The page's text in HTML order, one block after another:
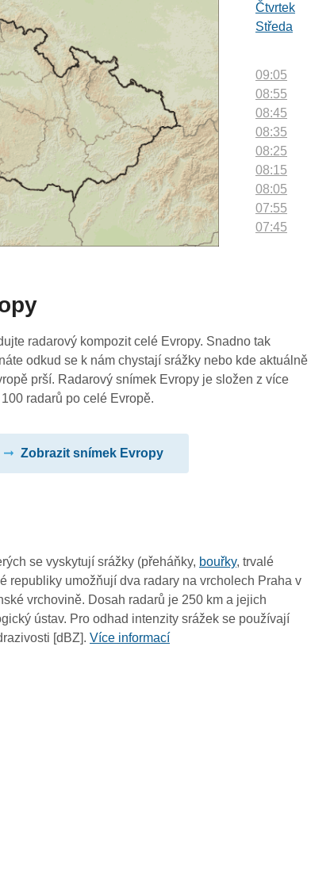
Čtvrtek
Středa
09:05
08:55
08:45
08:35
08:25
08:15
08:05
07:55
07:45
06:45
06:35
06:25
04:45
04:35
04:25
04:15
radarový kompozit celé Evropy. Snadno tak
odkud se k nám chystají srážky nebo kde aktuálně
prší. Radarový snímek Evropy je složen z více
radarů po celé Evropě.
Zobrazit snímek Evropy
se vyskytují srážky (přeháňky, bouřky, trvalé
republiky umožňují dva radary na vrcholech Praha v
vrchovině. Dosah radarů je 250 km a jejich
ústav. Pro odhad intenzity srážek se používají
[dBZ].Více informací